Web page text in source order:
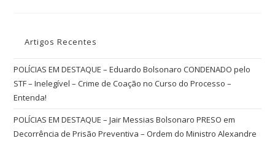
Artigos Recentes
POLÍCIAS EM DESTAQUE – Eduardo Bolsonaro CONDENADO pelo
STF – Inelegível – Crime de Coação no Curso do Processo –
Entenda!
POLÍCIAS EM DESTAQUE – Jair Messias Bolsonaro PRESO em
Decorrência de Prisão Preventiva – Ordem do Ministro Alexandre